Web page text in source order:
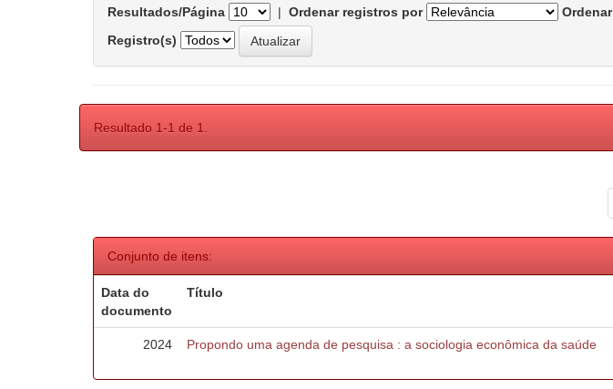
Resultados/Página | Ordenar registros por
Ordenar
Registro(s)
Resultado 1-1 de 1.
Conjunto de itens:
Data do
documento
Título
2024 Propondo uma agenda de pesquisa : a sociologia econômica da saúde